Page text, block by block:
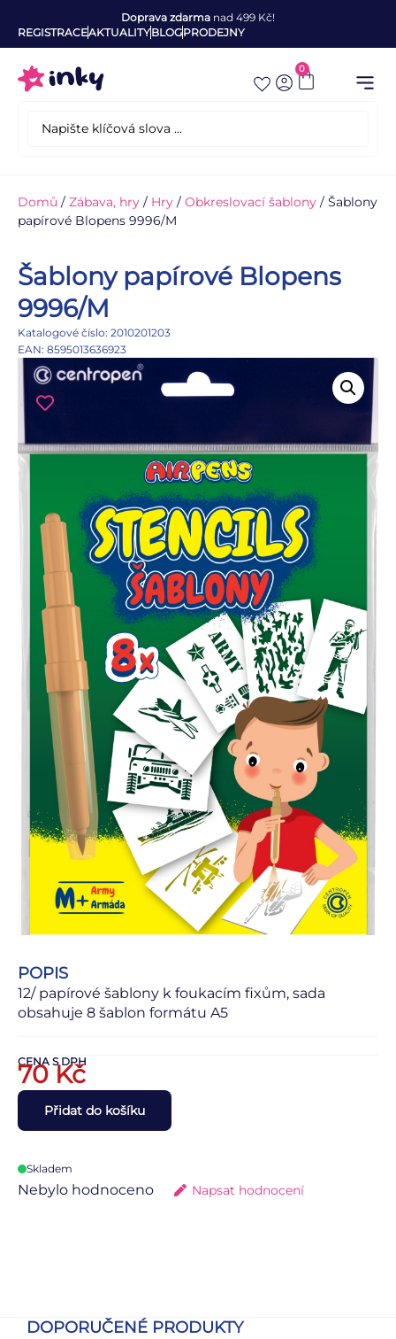
Doprava zdarma nad 499 Kč!
REGISTRACEAKTUALITYBLOGPRODEJNY
0
Domů / Zábava, hry / Hry / Obkreslovací šablony / Šablony
papírové Blopens 9996/M
Šablony papírové Blopens
9996/M
Katalogové číslo: 2010201203
EAN: 8595013636923
POPIS
12/ papírové šablony k foukacím fixům, sada
obsahuje 8 šablon formátu A5
CENA S DPH
70Kč
Přidat do košíku
Skladem
Nebylo hodnoceno Napsat hodnocení
DOPORUČENÉ PRODUKTY